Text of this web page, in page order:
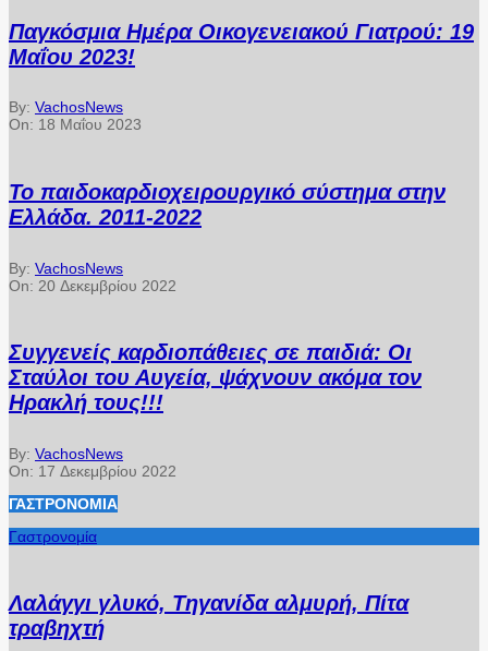
Παγκόσμια Ημέρα Οικογενειακού Γιατρού: 19
Μαΐου 2023!
By: VachosNews
On: 18 Μαΐου 2023
Το παιδοκαρδιοχειρουργικό σύστημα στην
Ελλάδα. 2011-2022
By: VachosNews
On: 20 Δεκεμβρίου 2022
Συγγενείς καρδιοπάθειες σε παιδιά: Οι
Σταύλοι του Αυγεία, ψάχνουν ακόμα τον
Ηρακλή τους!!!
By: VachosNews
On: 17 Δεκεμβρίου 2022
ΓΑΣΤΡΟΝΟΜΊΑ
Γαστρονομία
Λαλάγγι γλυκό, Τηγανίδα αλμυρή, Πίτα
τραβηχτή